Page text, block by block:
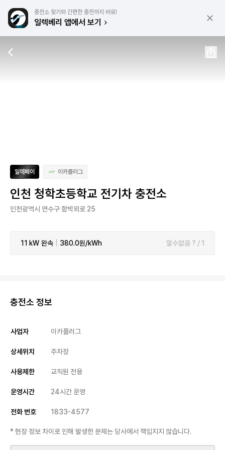
충전소 찾기와 간편한 충전까지 바로!
일렉베리 앱에서 보기
일렉페이 이카플러그
인천 청학초등학교 전기차 충전소
인천광역시 연수구 함박뫼로 25
11 kW 완속 380.0원/kWh 알수없음 ? / 1
충전소 정보
사업자 이카플러그
상세위치 주차장
사용제한 교직원 전용
운영시간 24시간 운영
전화 번호 1833-4577
* 현장 정보 차이로 인해 발생한 문제는 당사에서 책임지지 않습니다.